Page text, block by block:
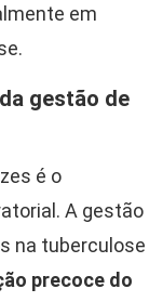
em
gestão de
é o
A gestão
na tuberculose
precoce do